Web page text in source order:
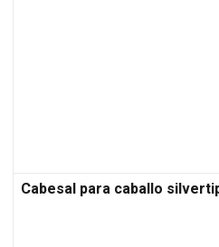
Cabesal para caballo